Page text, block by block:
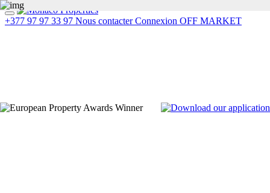
+377 97 97 33 97 Nous contacter Connexion OFF MARKET